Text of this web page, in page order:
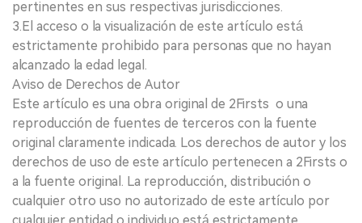
pertinentes en sus respectivas jurisdicciones.
3.El acceso o la visualización de este artículo está
estrictamente prohibido para personas que no hayan
alcanzado la edad legal.
Aviso de Derechos de Autor
Este artículo es una obra original de 2Firsts o una
reproducción de fuentes de terceros con la fuente
original claramente indicada. Los derechos de autor y los
derechos de uso de este artículo pertenecen a 2Firsts o
a la fuente original. La reproducción, distribución o
cualquier otro uso no autorizado de este artículo por